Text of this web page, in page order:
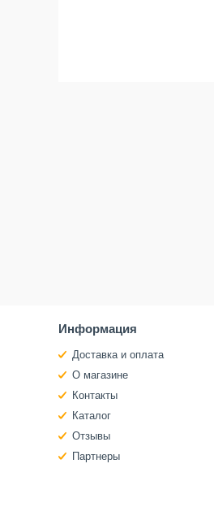
Информация
Доставка и оплата
О магазине
Контакты
Каталог
Отзывы
Партнеры